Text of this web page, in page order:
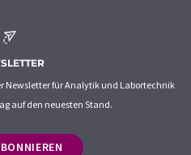
Newsletter für Analytik und Labortechnik
auf den neuesten Stand.